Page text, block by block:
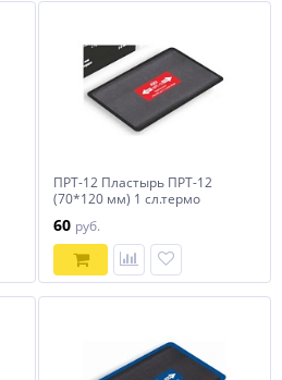
ПРТ-12 Пластырь ПРТ-12
(70*120 мм) 1 сл.термо
60 руб.